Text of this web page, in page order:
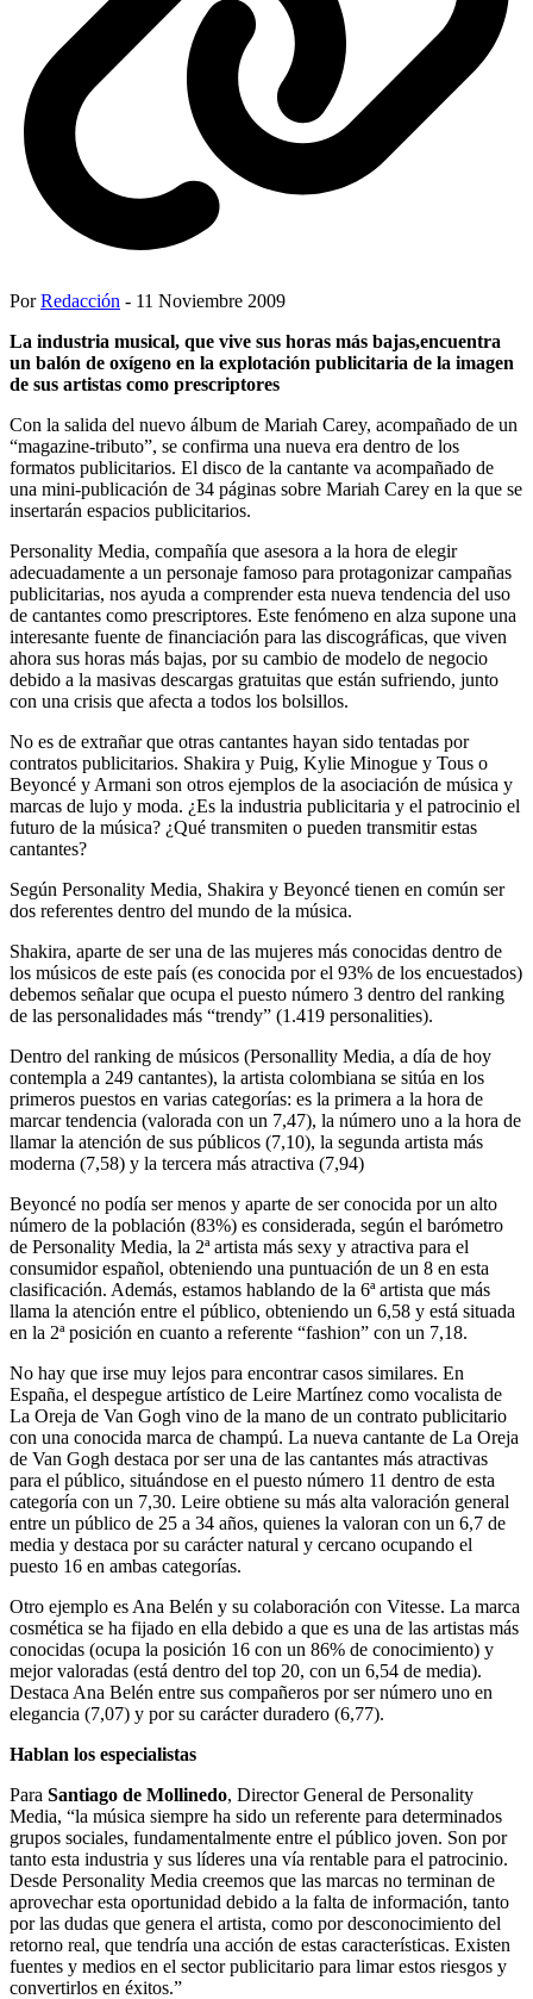
PorRedacción - 11 Noviembre 2009
La industria musical, que vive sus horas más bajas,encuentra
un balón de oxígeno en la explotación publicitaria de la imagen
de sus artistas como prescriptores
Con la salida del nuevo álbum de Mariah Carey, acompañado de un
“magazine-tributo”, se confirma una nueva era dentro de los
formatos publicitarios. El disco de la cantante va acompañado de
una mini-publicación de 34 páginas sobre Mariah Carey en la que se
insertarán espacios publicitarios.
Personality Media, compañía que asesora a la hora de elegir
adecuadamente a un personaje famoso para protagonizar campañas
publicitarias, nos ayuda a comprender esta nueva tendencia del uso
de cantantes como prescriptores. Este fenómeno en alza supone una
interesante fuente de financiación para las discográficas, que viven
ahora sus horas más bajas, por su cambio de modelo de negocio
debido a la masivas descargas gratuitas que están sufriendo, junto
con una crisis que afecta a todos los bolsillos.
No es de extrañar que otras cantantes hayan sido tentadas por
contratos publicitarios. Shakira y Puig, Kylie Minogue y Tous o
Beyoncé y Armani son otros ejemplos de la asociación de música y
marcas de lujo y moda. ¿Es la industria publicitaria y el patrocinio el
futuro de la música? ¿Qué transmiten o pueden transmitir estas
cantantes?
Según Personality Media, Shakira y Beyoncé tienen en común ser
dos referentes dentro del mundo de la música.
Shakira, aparte de ser una de las mujeres más conocidas dentro de
los músicos de este país (es conocida por el 93% de los encuestados)
debemos señalar que ocupa el puesto número 3 dentro del ranking
de las personalidades más “trendy” (1.419 personalities).
Dentro del ranking de músicos (Personallity Media, a día de hoy
contempla a 249 cantantes), la artista colombiana se sitúa en los
primeros puestos en varias categorías: es la primera a la hora de
marcar tendencia (valorada con un 7,47), la número uno a la hora de
llamar la atención de sus públicos (7,10), la segunda artista más
moderna (7,58) y la tercera más atractiva (7,94)
Beyoncé no podía ser menos y aparte de ser conocida por un alto
número de la población (83%) es considerada, según el barómetro
de Personality Media, la 2ª artista más sexy y atractiva para el
consumidor español, obteniendo una puntuación de un 8 en esta
clasificación. Además, estamos hablando de la 6ª artista que más
llama la atención entre el público, obteniendo un 6,58 y está situada
en la 2ª posición en cuanto a referente “fashion” con un 7,18.
No hay que irse muy lejos para encontrar casos similares. En
España, el despegue artístico de Leire Martínez como vocalista de
La Oreja de Van Gogh vino de la mano de un contrato publicitario
con una conocida marca de champú. La nueva cantante de La Oreja
de Van Gogh destaca por ser una de las cantantes más atractivas
para el público, situándose en el puesto número 11 dentro de esta
categoría con un 7,30. Leire obtiene su más alta valoración general
entre un público de 25 a 34 años, quienes la valoran con un 6,7 de
media y destaca por su carácter natural y cercano ocupando el
puesto 16 en ambas categorías.
Otro ejemplo es Ana Belén y su colaboración con Vitesse. La marca
cosmética se ha fijado en ella debido a que es una de las artistas más
conocidas (ocupa la posición 16 con un 86% de conocimiento) y
mejor valoradas (está dentro del top 20, con un 6,54 de media).
Destaca Ana Belén entre sus compañeros por ser número uno en
elegancia (7,07) y por su carácter duradero (6,77).
Hablan los especialistas
Para Santiago de Mollinedo, Director General de Personality
Media, “la música siempre ha sido un referente para determinados
grupos sociales, fundamentalmente entre el público joven. Son por
tanto esta industria y sus líderes una vía rentable para el patrocinio.
Desde Personality Media creemos que las marcas no terminan de
aprovechar esta oportunidad debido a la falta de información, tanto
por las dudas que genera el artista, como por desconocimiento del
retorno real, que tendría una acción de estas características. Existen
fuentes y medios en el sector publicitario para limar estos riesgos y
convertirlos en éxitos.”